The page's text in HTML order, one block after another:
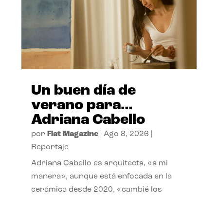
Un buen día de
verano para…
Adriana Cabello
por Flat Magazine| Ago 8, 2026
Reportaje
Adriana Cabello es arquitecta, «a mi
manera», aunque está enfocada en la
cerámica desde 2020, «cambié los